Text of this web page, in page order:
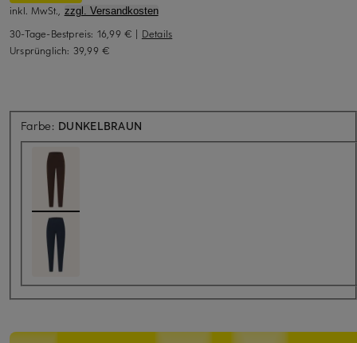
inkl. MwSt., zzgl. Versandkosten
30-Tage-Bestpreis: 16,99 € | Details
Ursprünglich: 39,99 €
Farbe: DUNKELBRAUN